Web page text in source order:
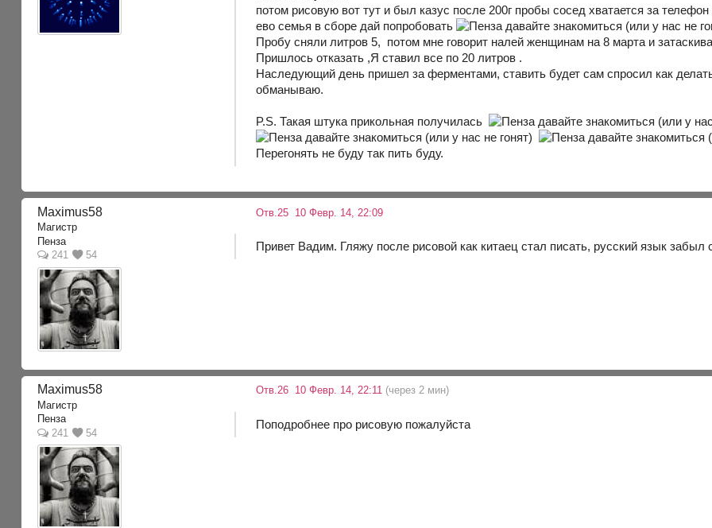
потом рисовую вот тут и был казус после 200г пробы сосед хватается за
ево семья в сборе дай попробовать
Пробу сняли литров 5, потом мне говорит налей женщинам на 8 марта и
Пришлось отказать ,Я ставил все по 20 литров .
Наследующий день пришел за ферментами, ставить будет сам спросил как
обманываю.
P.S. Такая штука прикольная получилась
Перегонять не буду так пить буду.
Maximus58
Магистр
Пенза
241
54
Отв.25 10 Февр. 14, 22:09
Привет Вадим. Гляжу после рисовой как китаец стал писать, русский язык забыл
Maximus58
Магистр
Пенза
241
54
Отв.26 10 Февр. 14, 22:11 (через 2 мин)
Поподробнее про рисовую пожалуйста